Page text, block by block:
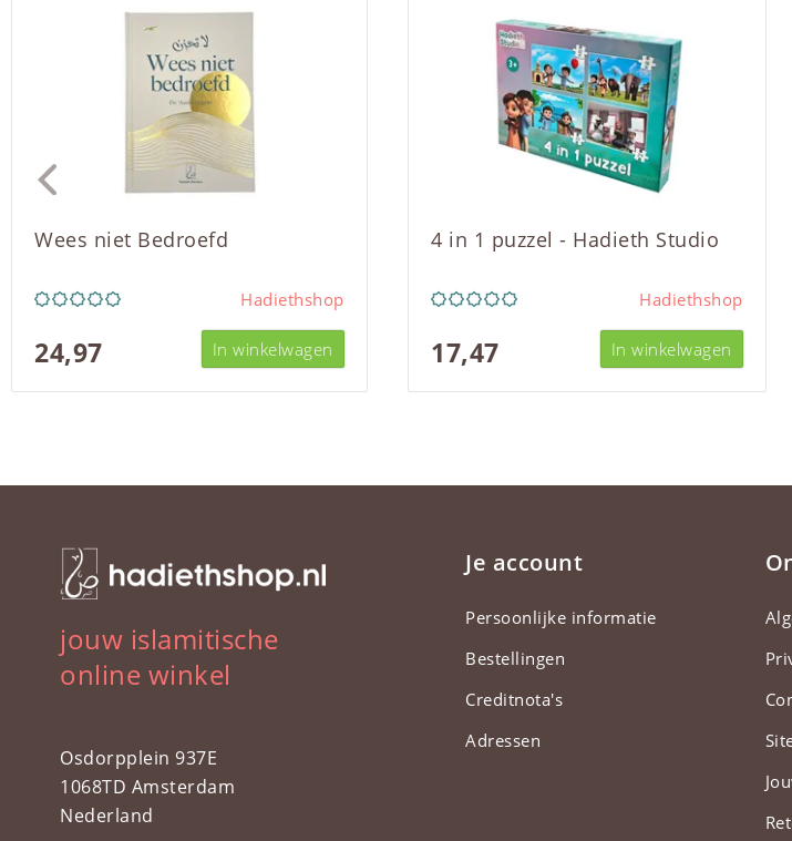
Wees niet Bedroefd
Hadiethshop
24,97 In winkelwagen
4 in 1 puzzel - Hadieth Studio
Hadiethshop
17,47 In winkelwagen
jouw islamitische
online winkel
Osdorpplein 937E
1068TD Amsterdam
Nederland
Je account
Persoonlijke informatie
Bestellingen
Creditnota's
Adressen